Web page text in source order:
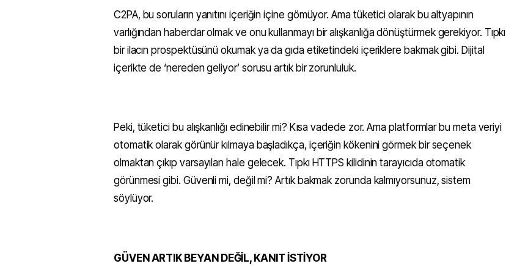
C2PA, bu soruların yanıtını içeriğin içine gömüyor. Ama tüketici olarak bu altyapının
varlığından haberdar olmak ve onu kullanmayı bir alışkanlığa dönüştürmek gerekiyor. Tıpkı
bir ilacın prospektüsünü okumak ya da gıda etiketindeki içeriklere bakmak gibi. Dijital
içerikte de ‘nereden geliyor’ sorusu artık bir zorunluluk.
Peki, tüketici bu alışkanlığı edinebilir mi? Kısa vadede zor. Ama platformlar bu meta veriyi
otomatik olarak görünür kılmaya başladıkça, içeriğin kökenini görmek bir seçenek
olmaktan çıkıp varsayılan hale gelecek. Tıpkı HTTPS kilidinin tarayıcıda otomatik
görünmesi gibi. Güvenli mi, değil mi? Artık bakmak zorunda kalmıyorsunuz, sistem
söylüyor.
GÜVEN ARTIK BEYAN DEĞİL, KANIT İSTİYOR